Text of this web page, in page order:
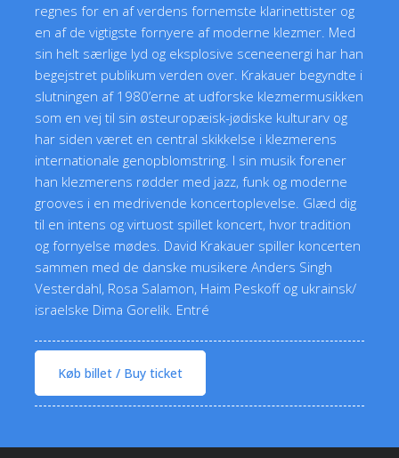
regnes for en af verdens fornemste klarinettister og
en af de vigtigste fornyere af moderne klezmer. Med
sin helt særlige lyd og eksplosive sceneenergi har han
begejstret publikum verden over. Krakauer begyndte i
slutningen af 1980’erne at udforske klezmermusikken
som en vej til sin østeuropæisk-jødiske kulturarv og
har siden været en central skikkelse i klezmerens
internationale genopblomstring. I sin musik forener
han klezmerens rødder med jazz, funk og moderne
grooves i en medrivende koncertoplevelse. Glæd dig
til en intens og virtuost spillet koncert, hvor tradition
og fornyelse mødes. David Krakauer spiller koncerten
sammen med de danske musikere Anders Singh
Vesterdahl, Rosa Salamon, Haim Peskoff og ukrainsk/
israelske Dima Gorelik. Entré
Køb billet / Buy ticket​​